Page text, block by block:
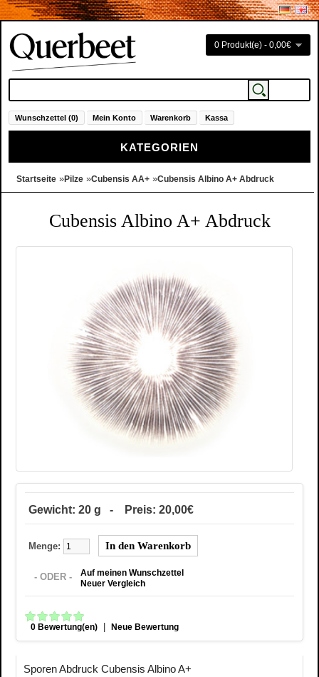
0 Produkt(e) - 0,00€
Wunschzettel (0) Mein Konto Warenkorb Kassa
KATEGORIEN
Startseite »Pilze »Cubensis AA+ »Cubensis Albino A+ Abdruck
Cubensis Albino A+ Abdruck
Gewicht: 20 g - Preis: 20,00€
Menge:
- ODER -
Auf meinen Wunschzettel
Neuer Vergleich
0 Bewertung(en) | Neue Bewertung
Sporen Abdruck Cubensis Albino A+